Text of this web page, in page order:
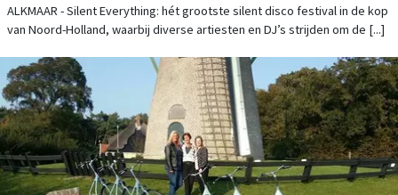
ALKMAAR - Silent Everything: hét grootste silent disco festival in de kop
van Noord-Holland, waarbij diverse artiesten en DJ’s strijden om de [...]